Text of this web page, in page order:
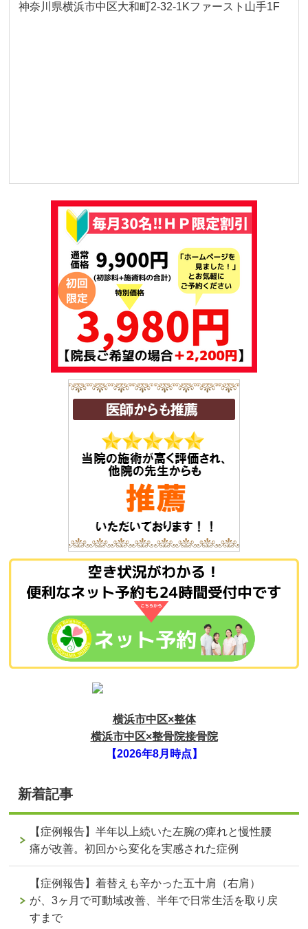
神奈川県横浜市中区大和町2-32-1Kファースト山手1F
横浜市中区×整体
横浜市中区×整骨院接骨院
【2026年8月時点】
新着記事
【症例報告】半年以上続いた左腕の痺れと慢性腰
痛が改善。初回から変化を実感された症例
【症例報告】着替えも辛かった五十肩（右肩）
が、3ヶ月で可動域改善、半年で日常生活を取り戻
すまで